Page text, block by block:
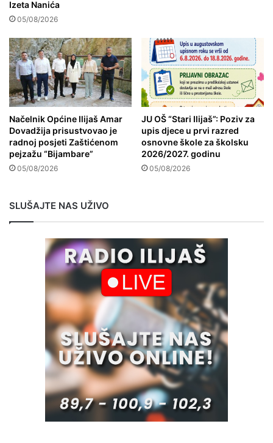
Izeta Nanića
05/08/2026
Načelnik Općine Ilijaš Amar
Dovadžija prisustvovao je
radnoj posjeti Zaštićenom
pejzažu “Bijambare”
05/08/2026
JU OŠ “Stari Ilijaš”: Poziv za
upis djece u prvi razred
osnovne škole za školsku
2026/2027. godinu
05/08/2026
SLUŠAJTE NAS UŽIVO